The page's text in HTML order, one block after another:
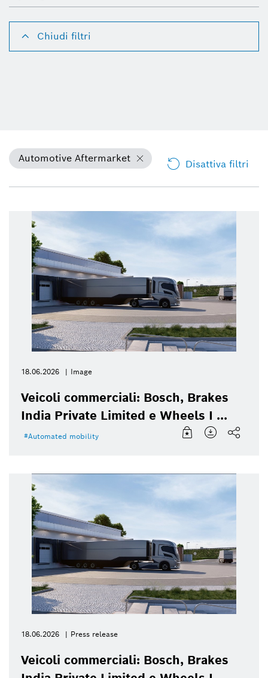
Chiudi filtri
Automotive Aftermarket Disattiva filtri
18.06.2026 Image
Veicoli commerciali: Bosch, Brakes
India Private Limited e Wheels I ...
Automated mobility
18.06.2026 Press release
Veicoli commerciali: Bosch, Brakes